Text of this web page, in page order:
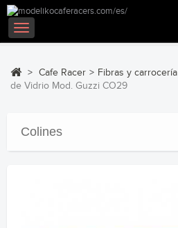
Navegación
Toggle
> Cafe Racer > Fibras y carrocería
de Vidrio Mod. Guzzi CO29
Colines